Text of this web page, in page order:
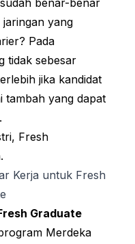
benar-benar
jaringan yang
Pada
tidak sebesar
jika kandidat
tambah yang dapat
Fresh
Kerja untuk Fresh
Graduate
Merdeka